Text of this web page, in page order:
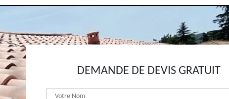
DEMANDE DE DEVIS GRATUIT